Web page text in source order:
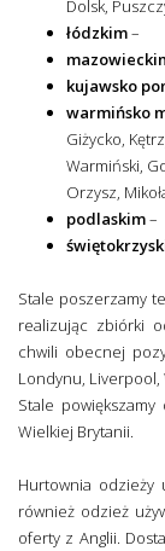
Dolsk,
łódzkim–
kujawsko
warmińsko
Giżycko,
Warmiński,
Orzysz,
podlaskim–
Stale poszerzamy
realizując zbiórki
chwili obecnej
Londynu,
Stale
Wielkiej Brytanii.
Hurtownia odzieży
również odzież
oferty z Anglii.